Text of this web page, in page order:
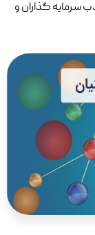
سرمایه‌ گذاران و